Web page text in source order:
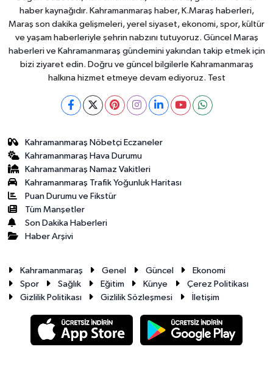
haber kaynağıdır. Kahramanmaraş haber, K.Maraş haberleri,
Maraş son dakika gelişmeleri, yerel siyaset, ekonomi, spor, kültür
ve yaşam haberleriyle şehrin nabzını tutuyoruz. Güncel Maraş
haberleri ve Kahramanmaraş gündemini yakından takip etmek için
bizi ziyaret edin. Doğru ve güncel bilgilerle Kahramanmaraş
halkına hizmet etmeye devam ediyoruz. Test
Kahramanmaraş Nöbetçi Eczaneler
Kahramanmaraş Hava Durumu
Kahramanmaraş Namaz Vakitleri
Kahramanmaraş Trafik Yoğunluk Haritası
Puan Durumu ve Fikstür
Tüm Manşetler
Son Dakika Haberleri
Haber Arşivi
Kahramanmaraş Genel Güncel
Ekonomi
Spor
Sağlık Eğitim Künye
Çerez Politikası
Gizlilik Politikası
Gizlilik Sözleşmesi İletişim